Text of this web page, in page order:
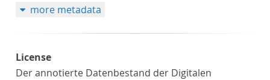
more metadata
License
Der annotierte Datenbestand der Digitalen